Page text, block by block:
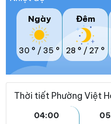
Ngày
30 ° / 35 °
Đêm
28 ° / 27 °
Thời tiết Phường Việt
04:00